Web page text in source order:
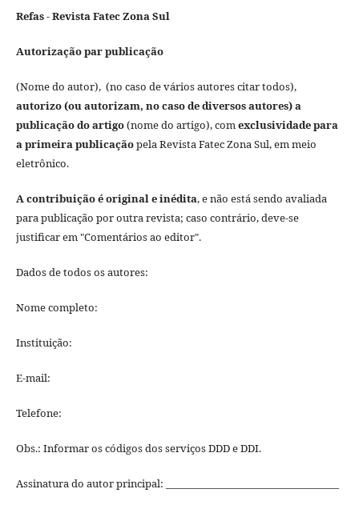
Refas - Revista Fatec Zona Sul
Autorização par publicação
(Nome do autor), (no caso de vários autores citar todos),
autorizo (ou autorizam, no caso de diversos autores) a
publicação do artigo(nome do artigo), com exclusividade para
a primeira publicaçãopela Revista Fatec Zona Sul, em meio
eletrônico.
A contribuição é original e inédita, e não está sendo avaliada
para publicação por outra revista; caso contrário, deve-se
justificar em "Comentários ao editor".
Dados de todos os autores:
Nome completo:
Instituição:
E-mail:
Telefone:
Obs.: Informar os códigos dos serviços DDD e DDI.
Assinatura do autor principal: ____________________________________